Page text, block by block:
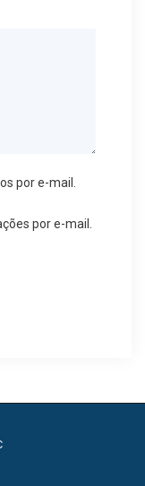
por e-mail.
por e-mail.